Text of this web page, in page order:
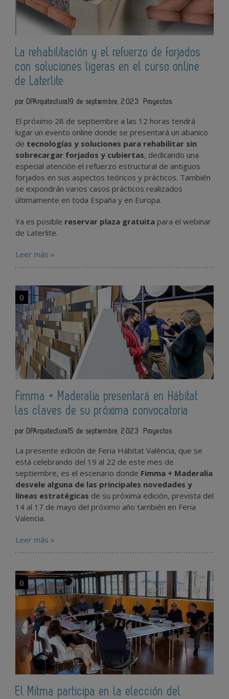
La rehabilitación y el refuerzo de forjados
con soluciones ligeras en el curso online
de Laterlite
por DPArquitectura 19 de septiembre, 2023 Proyectos
El próximo 28 de septiembre a las 12 horas tendrá
lugar un evento online donde se presentará un abanico
de tecnologías y soluciones para rehabilitar sin
sobrecargar forjados y cubiertas, dedicando una
especial atención el refuerzo estructural de antiguos
forjados en sus aspectos teóricos y prácticos. También
se expondrán varios casos prácticos realizados
últimamente en toda España y en Europa.
Ya es posible reservar plaza gratuita para el webinar
de Laterlite.
Leer más »
0
Fimma + Maderalia presentará en Hábitat
las claves de su próxima convocatoria
por DPArquitectura15 de septiembre, 2023 Proyectos
La presente edición de Feria Hábitat València, que se
está celebrando del 19 al 22 de este mes de
septiembre, es el escenario donde Fimma + Maderalia
desvele alguna de las principales novedades y
líneas estratégicas de su próxima edición, prevista del
14 al 17 de mayo del próximo año también en Feria
Valencia.
Leer más »
0
El Mitma participa en la elección del